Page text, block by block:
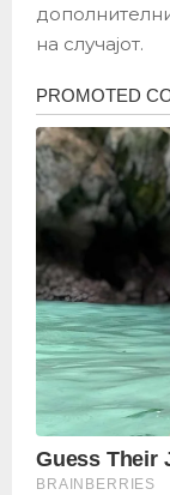
на случајот.